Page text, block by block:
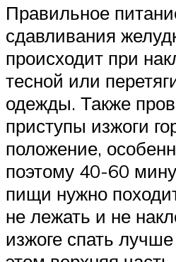
Правильное
сдавливания
происходит при
тесной или
одежды. Также
приступы изжоги
положение,
поэтому 40-60
пищи нужно
не лежать и не
изжоге спать